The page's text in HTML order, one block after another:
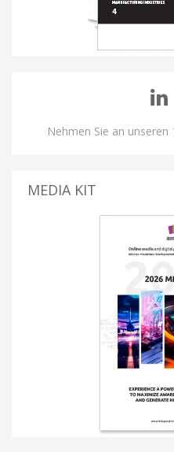
Nehmen Sie an
MEDIA KIT